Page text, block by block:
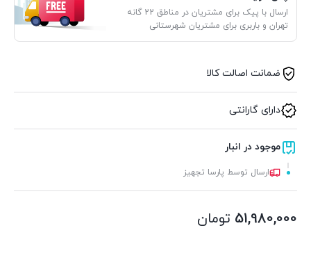
ابعاد:
51×50×132 سانتی متر
ارسال با پیک برای مشتریان در مناطق 22 گانه
تهران و باربری برای مشتریان شهرستانی
ضمانت اصالت کالا
دارای گارانتی
موجود در انبار
ارسال توسط پارسا تجهیز
51,980,000 تومان